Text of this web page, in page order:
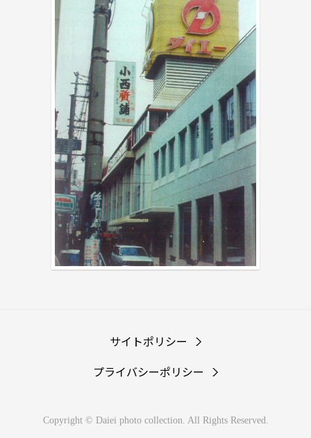
サイトポリシー
プライバシーポリシー
Copyright © Daiei photo collection. All Rights Reserved.